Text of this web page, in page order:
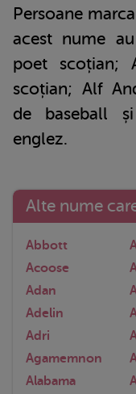
Persoane
acest nume
poet scoțian;
scoțian; Alf
de baseball
englez.
Alte nume
Abbott
Acoose
Adan
Adelin
Adri
Agamemnon
Alabama